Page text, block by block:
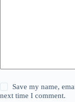
Save my name,
next time I comment.